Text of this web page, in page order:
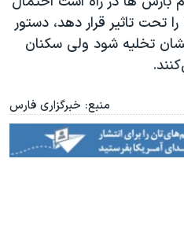
تحت تاثیر قرار دهد، دستور
گمیشان تخلیه شود ولی سکنان
.
منبع: خبرگزاری فارس